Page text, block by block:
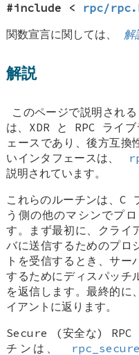
#include < rpc/
関数宣言に関しては、 解
解説
このページで説明される
は、XDR と RPC ライ
ェースであり、後方互換
いインタフェースは、
説明されています。
これらのルーチンは、C
う側の他のマシンでプ
す。まず最初に、クライ
バに送信するためのプロ
トを受信するとき、サ
するためにディスパッチ
を返信します。最終的に
イアントに返ります。
Secure (安全な) RPC
チンは、